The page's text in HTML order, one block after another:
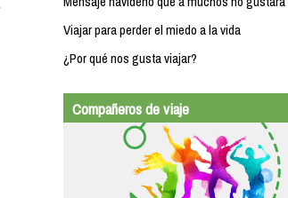
Viajar para perder el miedo a la vida
¿Por qué nos gusta viajar?
Compañeros de viaje